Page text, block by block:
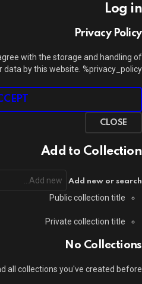
Log in
Privacy Policy
with the storage and handling of
data by this website. %privacy_policy%
CLOSE
Add to Collection
Add new or search
Public collection title
Private collection title
No Collections
all collections you've created before.